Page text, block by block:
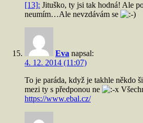
[13]: Jituško, ty jsi tak hodná! Ale
neumím…Ale nevzdávám se
Eva napsal:
4. 12. 2014 (11:07)
To je paráda, když je takhle někdo
mezi ty s předponou ne
https://www.ebal.cz/